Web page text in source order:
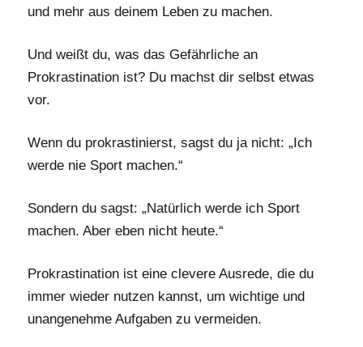
und mehr aus deinem Leben zu machen.
Und weißt du, was das Gefährliche an
Prokrastination ist? Du machst dir selbst etwas
vor.
Wenn du prokrastinierst, sagst du ja nicht: „Ich
werde nie Sport machen.“
Sondern du sagst: „Natürlich werde ich Sport
machen. Aber eben nicht heute.“
Prokrastination ist eine clevere Ausrede, die du
immer wieder nutzen kannst, um wichtige und
unangenehme Aufgaben zu vermeiden.